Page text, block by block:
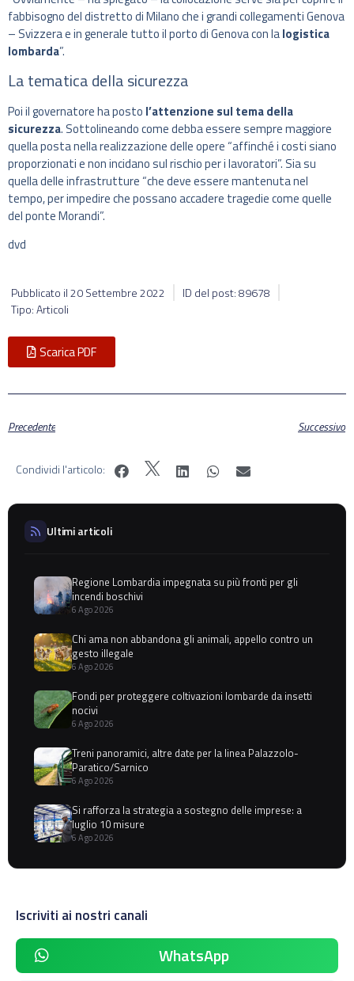
fabbisogno del distretto di Milano che i grandi collegamenti Genova
– Svizzera e in generale tutto il porto di Genova con lalogistica
lombarda”.
La tematica della sicurezza
Poi il governatore ha posto l’attenzione sul tema della
sicurezza. Sottolineando come debba essere sempre maggiore
quella posta nella realizzazione delle opere “affinché i costi siano
proporzionati e non incidano sul rischio per i lavoratori”. Sia su
quella delle infrastrutture “che deve essere mantenuta nel
tempo, per impedire che possano accadere tragedie come quelle
del ponte Morandi”.
dvd
Pubblicato il20 Settembre 2022
ID del post: 89678
Tipo: Articoli
Scarica PDF
Precedente Successivo
Condividi l'articolo:
Ultimi articoli
Regione Lombardia impegnata su più fronti per gli
incendi boschivi
6 Ago 2026
Chi ama non abbandona gli animali, appello contro un
gesto illegale
6 Ago 2026
Fondi per proteggere coltivazioni lombarde da insetti
nocivi
6 Ago 2026
Treni panoramici, altre date per la linea Palazzolo-
Paratico/Sarnico
6 Ago 2026
Si rafforza la strategia a sostegno delle imprese: a
luglio 10 misure
6 Ago 2026
Iscriviti ai nostri canali
WhatsApp